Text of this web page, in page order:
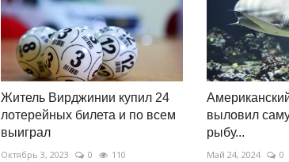
Житель Вирджинии купил 24
лотерейных билета и по всем
выиграл
Октябрь 3, 2023 0 110
выловил
рыбу...
Май 24, 2024 0